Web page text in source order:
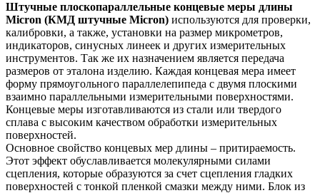
Штучные плоскопараллельные концевые меры длины
Micron (КМД штучные Micron) используются для проверки,
калибровки, а также, установки на размер микрометров,
индикаторов, синусных линеек и других измерительных
инструментов. Так же их назначением является передача
размеров от эталона изделию. Каждая концевая мера имеет
форму прямоугольного параллелепипеда с двумя плоскими
взаимно параллельными измерительными поверхностями.
Концевые меры изготавливаются из стали или твердого
сплава с высоким качеством обработки измерительных
поверхностей.
Основное свойство концевых мер длины – притираемость.
Этот эффект обуславливается молекулярными силами
сцепления, которые образуются за счет сцепления гладких
поверхностей с тонкой пленкой смазки между ними. Блок из